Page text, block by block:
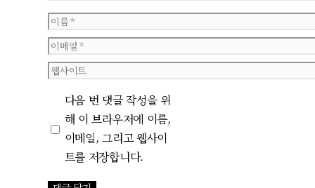
이
름
이
메
일
웹
트
다음 번 댓글 작성을 위
해 이 브라우저에 이름,
이메일, 그리고 웹사이
트를 저장합니다.